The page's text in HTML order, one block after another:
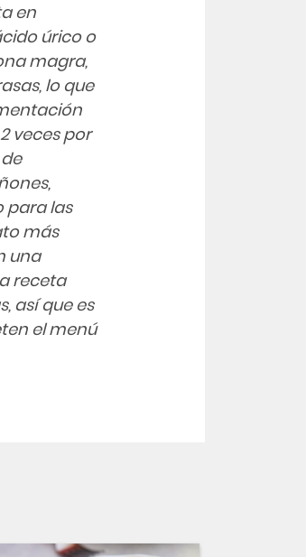
en
úrico o
magra,
lo que
veces por
para las
más
una
receta
así que es
el menú